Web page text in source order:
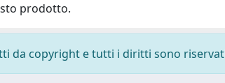
prodotto.
da copyright e tutti i diritti sono